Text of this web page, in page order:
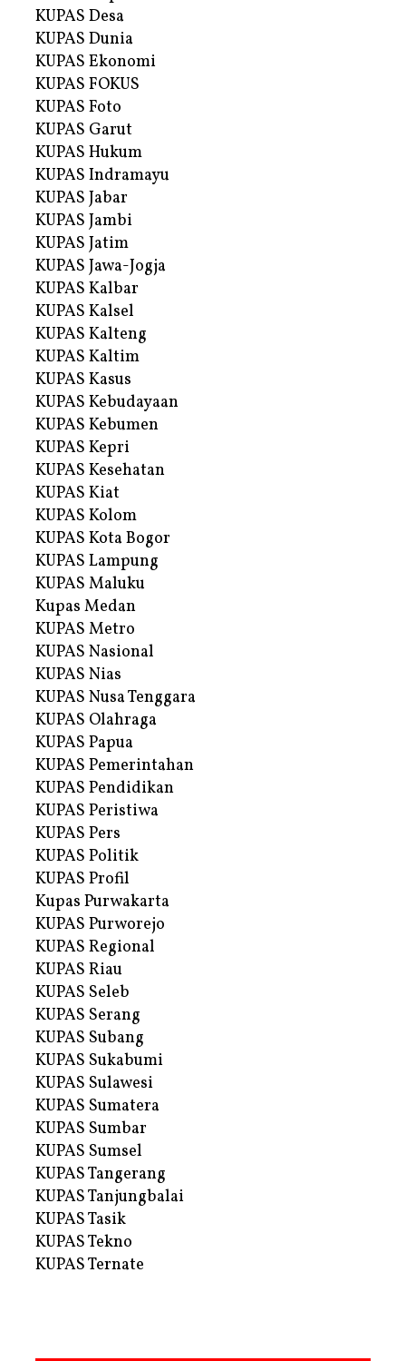
KUPAS Desa
KUPAS Dunia
KUPAS Ekonomi
KUPAS FOKUS
KUPAS Foto
KUPAS Garut
KUPAS Hukum
KUPAS Indramayu
KUPAS Jabar
KUPAS Jambi
KUPAS Jatim
KUPAS Jawa-Jogja
KUPAS Kalbar
KUPAS Kalsel
KUPAS Kalteng
KUPAS Kaltim
KUPAS Kasus
KUPAS Kebudayaan
KUPAS Kebumen
KUPAS Kepri
KUPAS Kesehatan
KUPAS Kiat
KUPAS Kolom
KUPAS Kota Bogor
KUPAS Lampung
KUPAS Maluku
Kupas Medan
KUPAS Metro
KUPAS Nasional
KUPAS Nias
KUPAS Nusa Tenggara
KUPAS Olahraga
KUPAS Papua
KUPAS Pemerintahan
KUPAS Pendidikan
KUPAS Peristiwa
KUPAS Pers
KUPAS Politik
KUPAS Profil
Kupas Purwakarta
KUPAS Purworejo
KUPAS Regional
KUPAS Riau
KUPAS Seleb
KUPAS Serang
KUPAS Subang
KUPAS Sukabumi
KUPAS Sulawesi
KUPAS Sumatera
KUPAS Sumbar
KUPAS Sumsel
KUPAS Tangerang
KUPAS Tanjungbalai
KUPAS Tasik
KUPAS Tekno
KUPAS Ternate